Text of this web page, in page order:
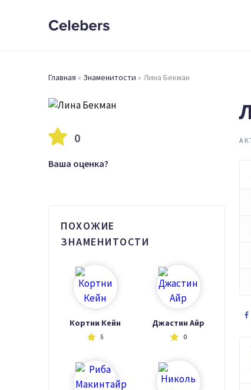
Главная » Знаменитости » Лина Бекман
0
Ваша оценка?
ПОХОЖИЕ
ЗНАМЕНИТОСТИ
Кортни Кейн
5
Джастин Айр
0